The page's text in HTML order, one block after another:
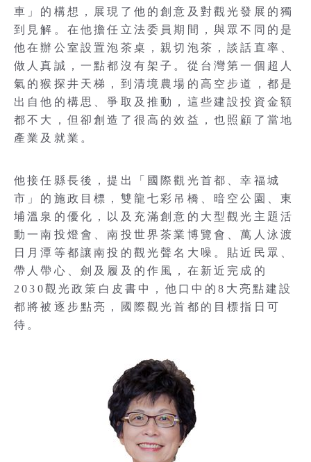
車」的構想，展現了他的創意及對觀光發展的獨
到見解。在他擔任立法委員期間，與眾不同的是
他在辦公室設置泡茶桌，親切泡茶，談話直率、
做人真誠，一點都沒有架子。從台灣第一個超人
氣的猴探井天梯，到清境農場的高空步道，都是
出自他的構思、爭取及推動，這些建設投資金額
都不大，但卻創造了很高的效益，也照顧了當地
產業及就業。
他接任縣長後，提出「國際觀光首都、幸福城
市」的施政目標，雙龍七彩吊橋、暗空公園、東
埔溫泉的優化，以及充滿創意的大型觀光主題活
動一南投燈會、南投世界茶業博覽會、萬人泳渡
日月潭等都讓南投的觀光聲名大噪。貼近民眾、
帶人帶心、劍及履及的作風，在新近完成的
2030觀光政策白皮書中，他口中的8大亮點建設
都將被逐步點亮，國際觀光首都的目標指日可
待。